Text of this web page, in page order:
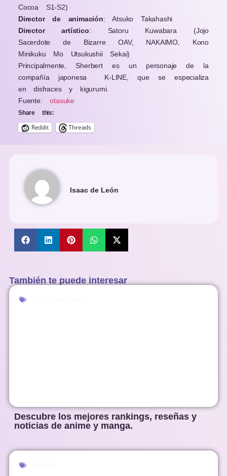
Cocoa S1-S2)
Director de animación: Atsuko Takahashi
Director artístico: Satoru Kuwabara (Jojo
Sacerdote de Bizarre OAV, NAKAIMO, Kono
Minikuku Mo Utsukushii Sekai)
Principalmente, Sherbert es un personaje de la
compañía japonesa
K-LINE, que se especializa
en disfraces y kigurumi.
Fuente:otasuke
Share this:
Reddit Threads
Isaac de León
También te puede interesar
Descubre los mejores rankings, reseñas y
noticias de anime y manga.